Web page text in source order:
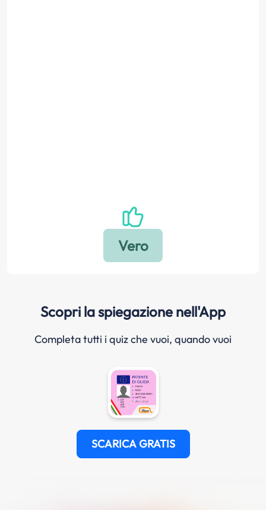
Scopri la spiegazione nell'App
Completa tutti i quiz che vuoi, quando vuoi
SCARICA GRATIS